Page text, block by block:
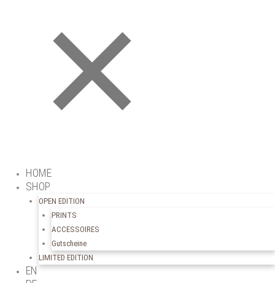
HOME
SHOP
OPEN EDITION
PRINTS
ACCESSOIRES
Gutscheine
LIMITED EDITION
EN